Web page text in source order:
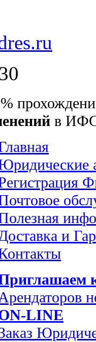
в
и
LINE